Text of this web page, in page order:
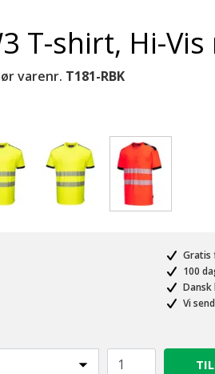
T-shirt, Hi-
varenr. T181-RBK
Gratis
100
Dansk
Vi